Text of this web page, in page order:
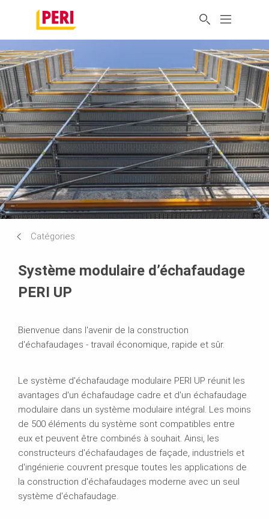
Catégories
Système modulaire d’échafaudage
PERI UP
Bienvenue dans l'avenir de la construction
d'échafaudages - travail économique, rapide et sûr.
Le système d'échafaudage modulaire PERI UP réunit les
avantages d'un échafaudage cadre et d'un échafaudage
modulaire dans un système modulaire intégral. Les moins
de 500 éléments du système sont compatibles entre
eux et peuvent être combinés à souhait. Ainsi, les
constructeurs d'échafaudages de façade, industriels et
d'ingénierie couvrent presque toutes les applications de
la construction d'échafaudages moderne avec un seul
système d'échafaudage.